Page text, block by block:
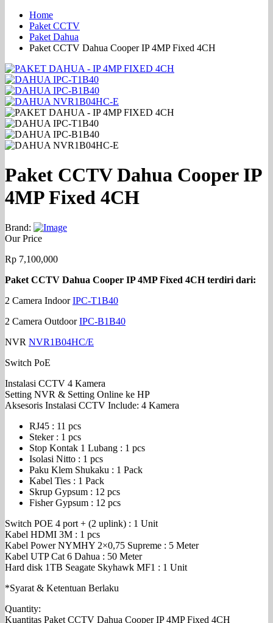
Home
Paket CCTV
Paket Dahua
Paket CCTV Dahua Cooper IP 4MP Fixed 4CH
Paket CCTV Dahua Cooper IP
4MP Fixed 4CH
Brand:
Our Price
Rp 7,100,000
Paket CCTV Dahua Cooper IP 4MP Fixed 4CH terdiri dari:
2 Camera IndoorIPC-T1B40
2 Camera OutdoorIPC-B1B40
NVR NVR1B04HC/E
Switch PoE
Instalasi CCTV 4 Kamera
Setting NVR & Setting Online ke HP
Aksesoris Instalasi CCTV Include: 4 Kamera
RJ45 : 11 pcs
Steker : 1 pcs
Stop Kontak 1 Lubang : 1 pcs
Isolasi Nitto : 1 pcs
Paku Klem Shukaku : 1 Pack
Kabel Ties : 1 Pack
Skrup Gypsum : 12 pcs
Fisher Gypsum : 12 pcs
Switch POE 4 port + (2 uplink) : 1 Unit
Kabel HDMI 3M : 1 pcs
Kabel Power NYMHY 2×0,75 Supreme : 5 Meter
Kabel UTP Cat 6 Dahua : 50 Meter
Hard disk 1TB Seagate Skyhawk MF1 : 1 Unit
*Syarat & Ketentuan Berlaku
Quantity:
Kuantitas Paket CCTV Dahua Cooper IP 4MP Fixed 4CH